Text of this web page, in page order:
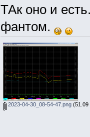
ТАк оно и
фантом.
2023-04-30_08-54-47.png(51.09